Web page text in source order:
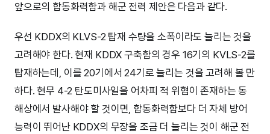
앞으로의 합동화력함과 해군 전력 제안은 다음과 같다.
우선 KDDX의 KLVS-2 탑재 수량을 소폭이라도 늘리는 것을
고려해야 한다. 현재 KDDX 구축함의 경우 16기의 KVLS-2를
탑재하는데, 이를 20기에서 24기로 늘리는 것을 고려해 볼 만
하다. 현무 4-2 탄도미사일을 어차피 적 위협이 존재하는 동
해상에서 발사해야 할 것이면, 합동화력함보다 더 자체 방어
능력이 뛰어난 KDDX의 무장을 조금 더 늘리는 것이 해군 전